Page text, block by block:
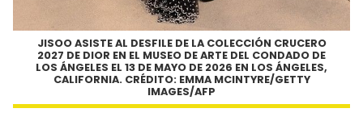
JISOO ASISTE AL DESFILE DE LA COLECCIÓN CRUCERO
2027 DE DIOR EN EL MUSEO DE ARTE DEL CONDADO DE
LOS ÁNGELES EL 13 DE MAYO DE 2026 EN LOS ÁNGELES,
CALIFORNIA. CRÉDITO: EMMA MCINTYRE/GETTY
IMAGES/AFP